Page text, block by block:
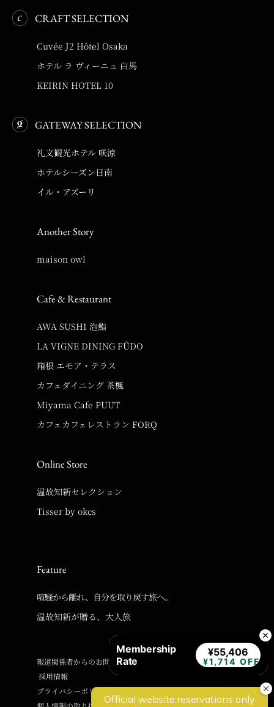
CRAFT SELECTION
Cuvée J2 Hôtel Osaka
ホテル ラ ヴィーニュ 白馬
KEIRIN HOTEL 10
GATEWAY SELECTION
礼文観光ホテル 咲涼
ホテルシーズン日南
イル・アズーリ
Another Story
maison owl
Cafe & Restaurant
AWA SUSHI 泡鮨
LA VIGNE DINING FÛDO
箱根 エモア・テラス
カフェダイニング 茶楓
Miyama Cafe PUUT
カフェカフェレストラン FORQ
Online Store
温故知新セレクション
Tisser by okcs
Feature
喧騒から離れ、自分を取り戻す旅へ。
温故知新が贈る、大人旅
報道関係者からのお問い合わせ
採用情報
プライバシーポリシー
Membership
Rate
¥55,406
¥1,714 OFF